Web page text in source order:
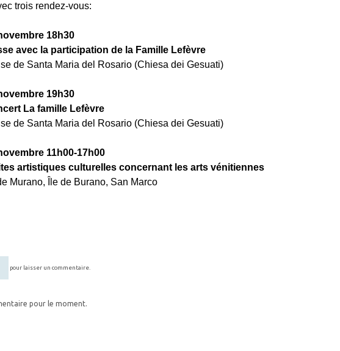
trois rendez-vous:
18h30
avec la participation de la Famille Lefèvre
de Santa Maria del Rosario (Chiesa dei Gesuati)
19h30
La famille Lefèvre
de Santa Maria del Rosario (Chiesa dei Gesuati)
11h00-17h00
artistiques culturelles concernant les arts vénitiennes
Murano, Île de Burano, San Marco
pour laisser un commentaire.
pour le moment.